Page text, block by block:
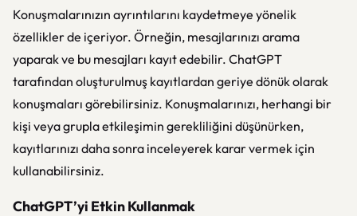
Konuşmalarınızın ayrıntılarını kaydetmeye yönelik
özellikler de içeriyor. Örneğin, mesajlarınızı arama
yaparak ve bu mesajları kayıt edebilir. ChatGPT
tarafından oluşturulmuş kayıtlardan geriye dönük olarak
konuşmaları görebilirsiniz. Konuşmalarınızı, herhangi bir
kişi veya grupla etkileşimin gerekliliğini düşünürken,
kayıtlarınızı daha sonra inceleyerek karar vermek için
kullanabilirsiniz.
ChatGPT’yi Etkin Kullanmak